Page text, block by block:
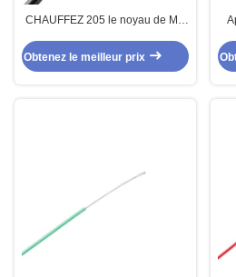
CHAUFFEZ 205 le noyau de MC
températures de gaine du câble
FEP de degré a étamé le fil
Obtenez le meilleur prix